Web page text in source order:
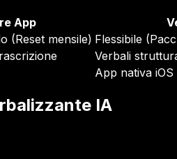
App
(Reset mensile) Flessibile
Verbali
App nativa iOS
IA